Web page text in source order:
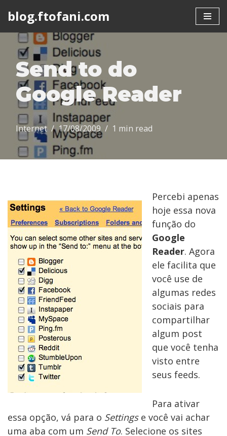
content
blog.ftofani.com
Send to do
Google Reader
Internet 17/08/2009 1 min read
Percebi apenas
hoje essa nova
função do
Google
Reader. Agora
ele facilita que
você use de
algumas redes
sociais para
compartilhar
algum post
que você tenha
visto entre
seus feeds.
Para ativar
essa opção, vá para o Settingse você vai achar
uma aba com um Send To. Selecione os sites